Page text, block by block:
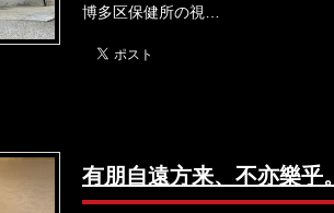
博多区保健所の視…
有朋自遠方来、不亦樂乎。